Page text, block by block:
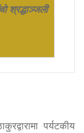
श्रद्धाञ्जली
पर्यटकीय